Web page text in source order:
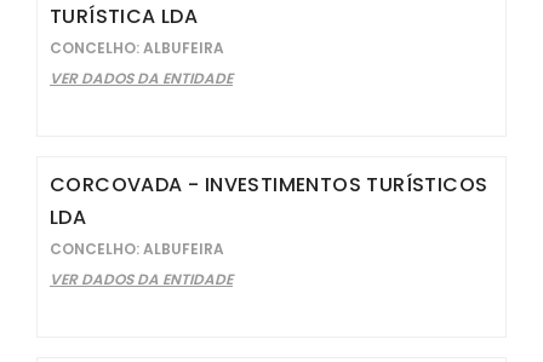
TURÍSTICA LDA
CONCELHO: ALBUFEIRA
VER DADOS DA ENTIDADE
CORCOVADA - INVESTIMENTOS TURÍSTICOS
LDA
CONCELHO: ALBUFEIRA
VER DADOS DA ENTIDADE